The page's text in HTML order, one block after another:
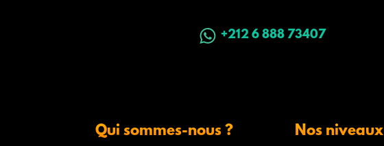
+212 6 888 73407
Qui sommes-nous ? Nos niveaux